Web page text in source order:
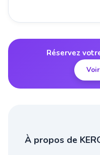
Réservez
À propos de